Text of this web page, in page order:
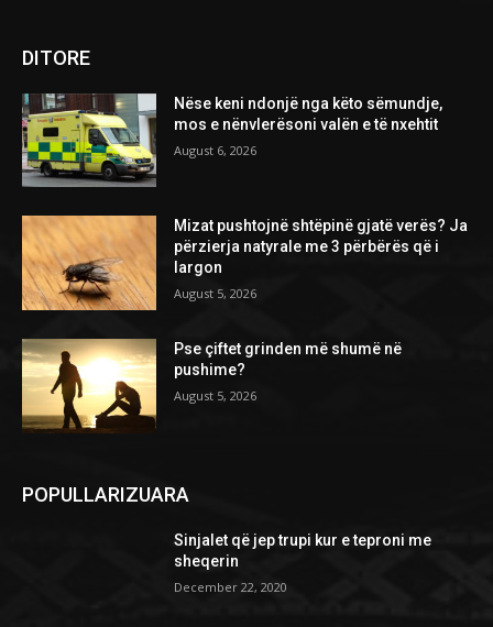
DITORE
Nëse keni ndonjë nga këto sëmundje,
mos e nënvlerësoni valën e të nxehtit
August 6, 2026
Mizat pushtojnë shtëpinë gjatë verës? Ja
përzierja natyrale me 3 përbërës që i
largon
August 5, 2026
Pse çiftet grinden më shumë në
pushime?
August 5, 2026
POPULLARIZUARA
Sinjalet që jep trupi kur e teproni me
sheqerin
December 22, 2020